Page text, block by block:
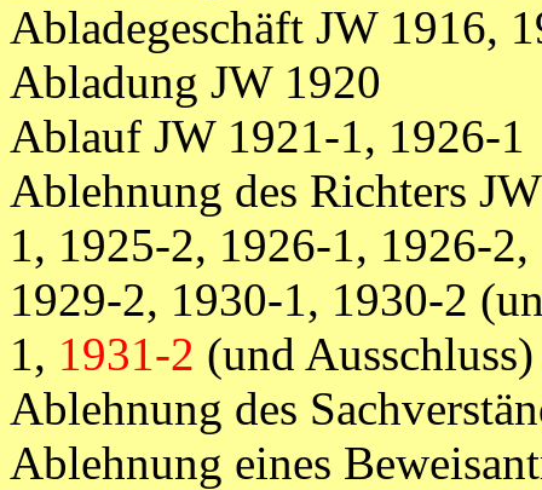
Abladegeschäft JW 1916,
Abladung JW 1920
Ablauf JW 1921-1, 1926-1
Ablehnung des Richters
1, 1925-2, 1926-1, 1926-
1929-2, 1930-1, 1930-2
1, 1931-2 (und Ausschluss)
Ablehnung des
Ablehnung eines